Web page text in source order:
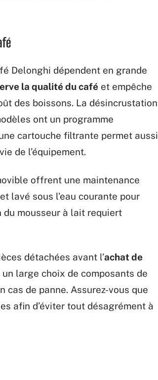
Delonghi dépendent en grande
la qualité du café et empêche
des boissons. La désincrustation
ont un programme
cartouche filtrante permet aussi
de l’équipement.
offrent une maintenance
lavé sous l’eau courante pour
du mousseur à lait requiert
détachées avant l’achat de
un large choix de composants de
de panne. Assurez-vous que
afin d’éviter tout désagrément à